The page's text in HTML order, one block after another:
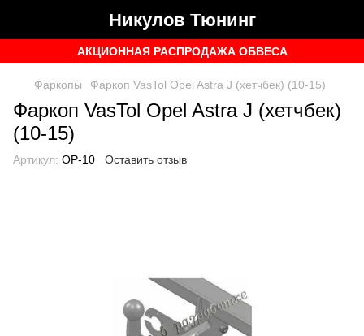
Никулов Тюнинг
АКЦИОННАЯ РАСПРОДАЖА ОБВЕСА
Фаркопы Фаркоп VasTol Opel Astra J (хетчбек) (10-15)
Фаркоп VasTol Opel Astra J (хетчбек)
(10-15)
Артикул: OP-10 Оставить отзыв